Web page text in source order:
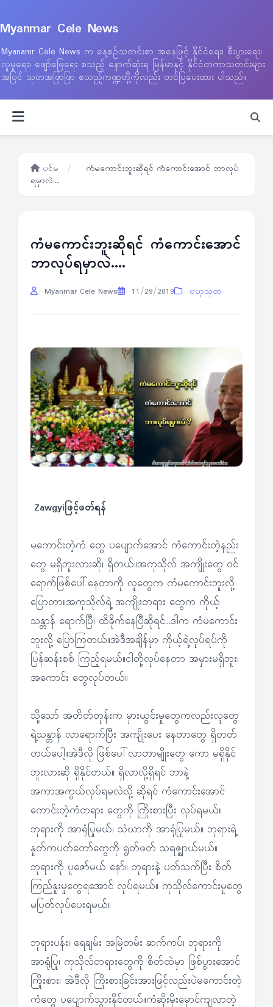
Myanmar Cele News
Myanamr Cele News က နေ့စဉ်သတင်းစာ အနေဖြင့် နိုင်ငံရေး၊ စီးပွားရေး၊
လူမှုရေး၊ ဖျော်ဖြေရေး စသည့် နောက်ဆုံးရ မြန်မာနှင့် နိုင်ငံတကာသတင်းများ
အပြင် သုတအဖြာဖြာ စသည့်ကဏ္ဍတို့ကိုလည်း တင်ပြပေးထား ပါသည်။
ပင်မ /
ကံမကောင်းဘူးဆိုရင် ကံကောင်းအောင် ဘာလုပ်
ရမှာလဲ….
ကံမကောင်းဘူးဆိုရင် ကံကောင်းအောင်
ဘာလုပ်ရမှာလဲ….
Myanmar Cele News 11/29/2019 ဗဟုသုတ
Zawgyiဖြင့်ဖတ်ရန်
မကောင်းတဲ့ကံ တွေ ပပျောက်အောင် ကံကောင်းတဲ့နည်း
တွေ မရှိဘူးလားဆို၊ ရှိတယ်။အကုသိုလ် အကျိုးတွေ ဝင်
ရောက်ဖြစ်ပေါ်နေတာကို လူတွေက ကံမကောင်းဘူးလို့
ပြောတာ။အကုသိုလ်ရဲ့ အကျိုးတရား တွေက ကိုယ့်
သန္တာန် ရောက်ပြီ၊ ထိခိုက်နေပြီဆိုရင်…ဒါက ကံမကောင်း
ဘူးလို့ ပြောကြတယ်။အဲဒီအချိန်မှာ ကိုယ့်ရဲ့လုပ်ရပ်ကို
ပြန်ဆန်းစစ် ကြည့်ရမယ်။ငါတို့လုပ်နေတာ အမှားမရှိဘူး၊
အကောင်း တွေလုပ်တယ်။
သို့သော် အတိတ်တုန်းက မှားယွင်းမှုတွေကလည်းလူတွေ
ရဲ့သန္တာန် လာရောက်ပြီး အကျိုးပေး နေတာတွေ ရှိတတ်
တယ်ပေါ့။အဲဒီလို ဖြစ်ပေါ်လာတာမျိုးတွေ ကော မရှိနိုင်
ဘူးလားဆို ရှိနိုင်တယ်။ ရှိလာလို့ရှိရင် ဘာနဲ့
အကာအကွယ်လုပ်ရမလဲလို့ ဆိုရင် ကံကောင်းအောင်
ကောင်းတဲ့ကံတရား တွေကို ကြိုးစားပြီး လုပ်ရမယ်။
ဘုရားကို အာရုံပြုမယ်၊ သံဃာကို အာရုံပြုမယ်။ ဘုရားရဲ့
နှုတ်ကပတ်တော်တွေကို ရွတ်ဖတ် သရဇ္ဈာယ်မယ်။
ဘုရားကို ပူဇော်မယ် နော်။ ဘုရားနဲ့ ပတ်သက်ပြီး စိတ်
ကြည်နူးမှုတွေရအောင် လုပ်ရမယ်။ ကုသိုလ်ကောင်းမှုတွေ
မပြတ်လုပ်ပေးရမယ်။
ဘုရားပန်း၊ ရေချမ်း အမြဲတမ်း ဆက်ကပ်၊ ဘုရားကို
အာရုံပြု၊ ကုသိုလ်တရားတွေကို စိတ်ထဲမှာ ဖြစ်ပွားအောင်
ကြိုးစား၊ အဲဒီလို ကြိုးစားခြင်းအားဖြင့်လည်းပဲမကောင်းတဲ့
ကံတွေ ပပျောက်သွားနိုင်တယ်။ကံဆိုးမိုးမှောင်ကျလာတဲ့